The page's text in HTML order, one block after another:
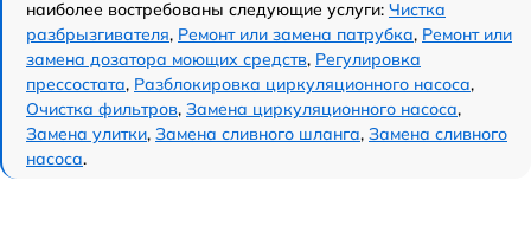
наиболее востребованы следующие услуги: Чистка
разбрызгивателя, Ремонт или замена патрубка, Ремонт или
замена дозатора моющих средств, Регулировка
прессостата, Разблокировка циркуляционного насоса,
Очистка фильтров, Замена циркуляционного насоса,
Замена улитки, Замена сливного шланга, Замена сливного
насоса.